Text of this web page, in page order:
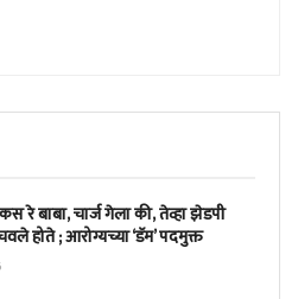
रे बाबा, चार्ज गेला की, तेव्हा झेडपी
होते ; आरोग्यच्या ‘डॅम’ पदमुक्त